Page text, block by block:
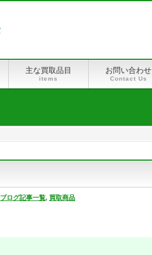
主な買取品目
items
お問い合わせ
Contact Us
ブログ記事一覧, 買取商品